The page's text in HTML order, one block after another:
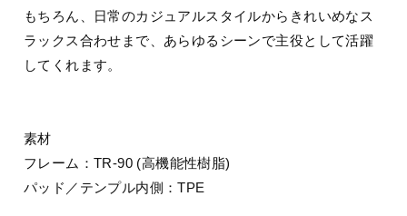
もちろん、日常のカジュアルスタイルからきれいめなス
ラックス合わせまで、あらゆるシーンで主役として活躍
してくれます。
素材
フレーム：TR-90 (高機能性樹脂)
パッド／テンプル内側：TPE